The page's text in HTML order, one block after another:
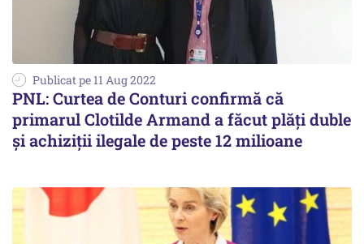
Publicat pe 11 Aug 2022
PNL: Curtea de Conturi confirmă că
primarul Clotilde Armand a făcut plăți duble
și achiziții ilegale de peste 12 milioane